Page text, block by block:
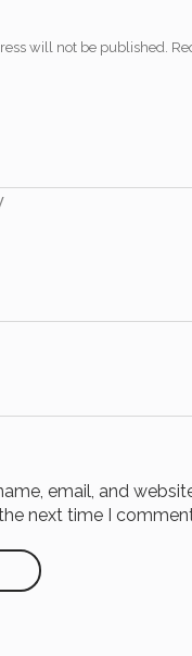
will not be published.
email, and
next time I